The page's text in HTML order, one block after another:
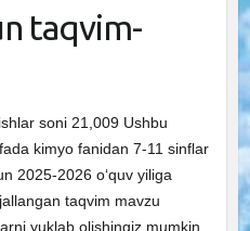
taqvim-
soni 21,009 Ushbu
kimyo fanidan 7-11 sinflar
2025-2026 o‘quv yiliga
taqvim mavzu
yuklab olishingiz mumkin.